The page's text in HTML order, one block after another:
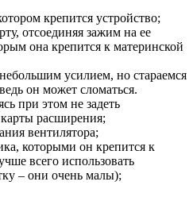
крепится устройство;
отсоединяя зажим на ее
она крепится к материнской
усилием, но стараемся
он может сломаться.
при этом не задеть
расширения;
вентилятора;
которыми он крепится к
всего использовать
– они очень малы);